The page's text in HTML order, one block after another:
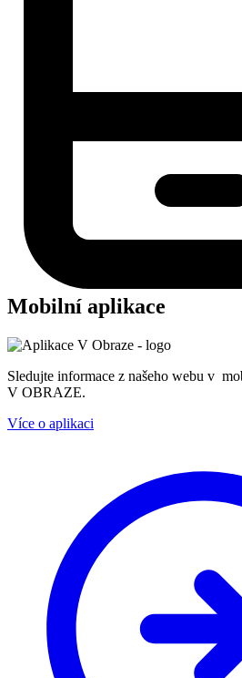
Mobilní aplikace
Sledujte informace z našeho webu v
V OBRAZE.
Více o aplikaci